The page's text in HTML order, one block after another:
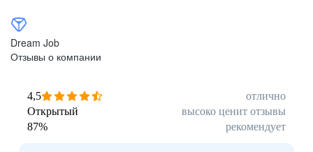
Dream Job
Отзывы о компании
4,5
отлично
Открытый
высоко ценит отзывы
87% рекомендует